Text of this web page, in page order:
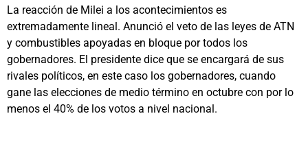
La reacción de Milei a los acontecimientos es
extremadamente lineal. Anunció el veto de las leyes de ATN
y combustibles apoyadas en bloque por todos los
gobernadores. El presidente dice que se encargará de sus
rivales políticos, en este caso los gobernadores, cuando
gane las elecciones de medio término en octubre con por lo
menos el 40% de los votos a nivel nacional.